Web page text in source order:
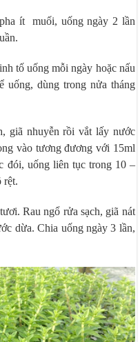
ít muối, uống ngày 2 lần
tố uống mỗi ngày hoặc nấu
uống, dùng trong nửa tháng
giã nhuyễn rồi vắt lấy nước
vào tương đương với 15ml
đói, uống liên tục trong 10 –
rệt.
Rau ngổ rửa sạch, giã nát
dừa. Chia uống ngày 3 lần,